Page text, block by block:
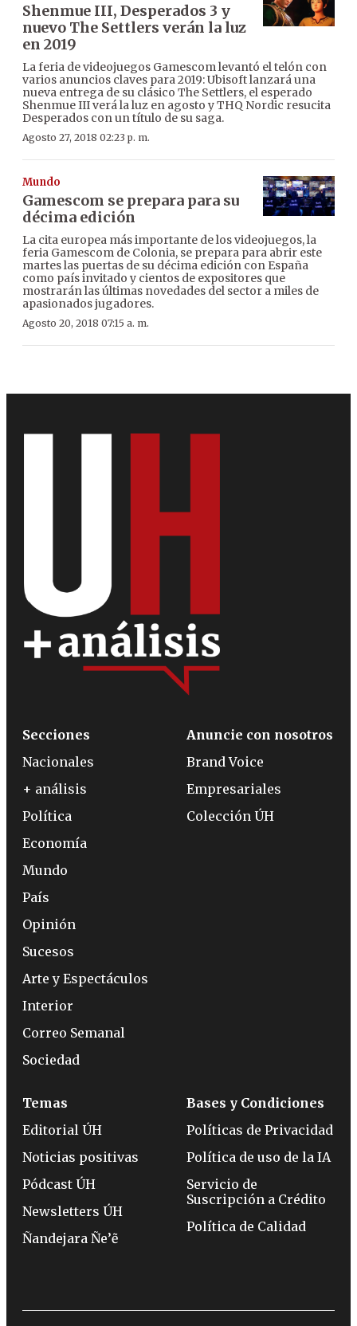
Shenmue III, Desperados 3 y
nuevo The Settlers verán la luz
en 2019
La feria de videojuegos Gamescom levantó el telón con
varios anuncios claves para 2019: Ubisoft lanzará una
nueva entrega de su clásico The Settlers, el esperado
Shenmue III verá la luz en agosto y THQ Nordic resucita
Desperados con un título de su saga.
Agosto 27, 2018 02:23 p. m.
Mundo
Gamescom se prepara para su
décima edición
La cita europea más importante de los videojuegos, la
feria Gamescom de Colonia, se prepara para abrir este
martes las puertas de su décima edición con España
como país invitado y cientos de expositores que
mostrarán las últimas novedades del sector a miles de
apasionados jugadores.
Agosto 20, 2018 07:15 a. m.
Secciones
Nacionales
+ análisis
Política
Economía
Mundo
País
Opinión
Sucesos
Arte y Espectáculos
Interior
Correo Semanal
Sociedad
Anuncie con nosotros
Brand Voice
Empresariales
Colección ÚH
Temas
Editorial ÚH
Noticias positivas
Pódcast ÚH
Newsletters ÚH
Ñandejara Ñe’ẽ
Bases y Condiciones
Políticas de Privacidad
Política de uso de la IA
Servicio de
Suscripción a Crédito
Política de Calidad